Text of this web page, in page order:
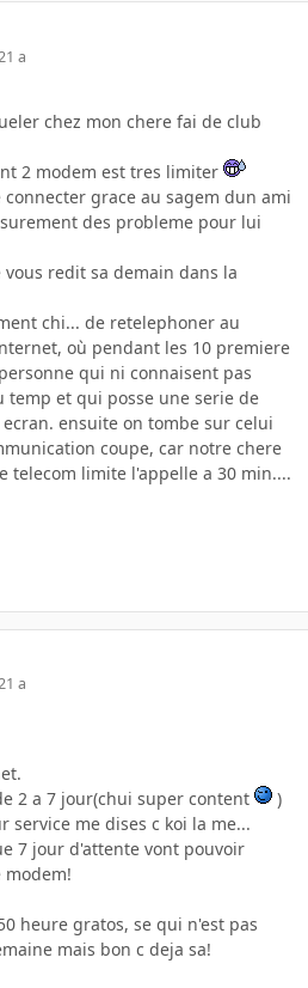
a
chez mon chere fai de club
2 modem est tres limiter
grace au sagem dun ami
des probleme pour lui
redit sa demain dans la
chi... de retelephoner au
où pendant les 10 premiere
qui ni connaisent pas
et qui posse une serie de
ensuite on tombe sur celui
coupe, car notre chere
telecom limite l'appelle a 30 min....
a
2 a 7 jour(chui super content
)
service me dises c koi la me...
7 jour d'attente vont pouvoir
modem!
heure gratos, se qui n'est pas
mais bon c deja sa!